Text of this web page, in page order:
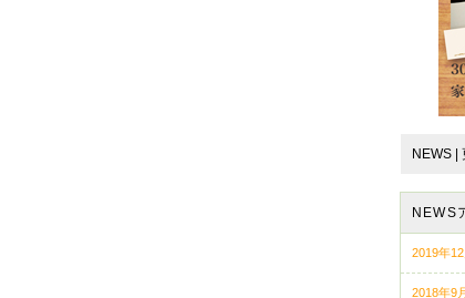
NEWS |
NEWS
2019年12
2018年9月